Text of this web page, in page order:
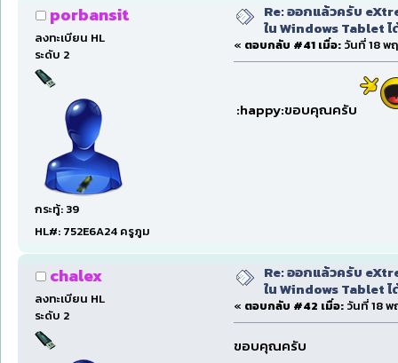
porbansit
ลงทะเบียน HL
ระดับ 2
กระทู้: 39
HL#: 752E6A24 ครูภูม
Re: ออกแล้วครับ
ใน Windows Tablet
« ตอบกลับ #41 เมื่อ: วันที่ 18 พ
:happy:ขอบคุณครับ
chalex
ลงทะเบียน HL
ระดับ 2
Re: ออกแล้วครับ
ใน Windows Tablet
« ตอบกลับ #42 เมื่อ: วันที่ 18 พ
ขอบคุณครับ